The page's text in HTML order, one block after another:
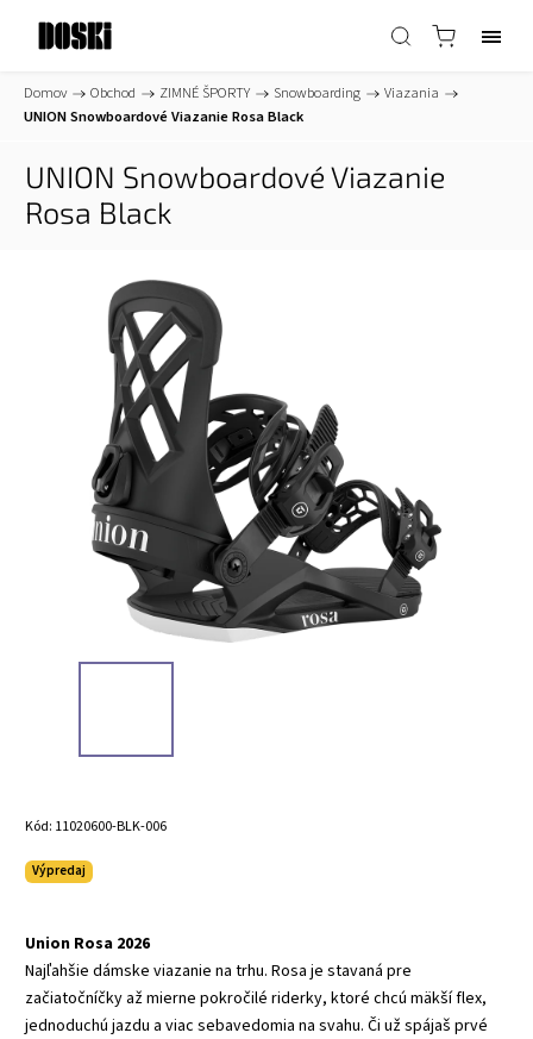
Domov / Obchod / ZIMNÉ ŠPORTY / Snowboarding / Viazania /
UNION Snowboardové Viazanie Rosa Black
UNION Snowboardové Viazanie
Rosa Black
Kód: 11020600-BLK-006
Výpredaj
Union Rosa 2026
Najľahšie dámske viazanie na trhu. Rosa je stavaná pre
začiatočníčky až mierne pokročilé riderky, ktoré chcú mäkší flex,
jednoduchú jazdu a viac sebavedomia na svahu. Či už spájaš prvé